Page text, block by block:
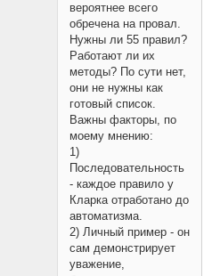
вероятнее всего
обречена на провал.
Нужны ли 55 правил?
Работают ли их
методы? По сути нет,
они не нужны как
готовый список.
Важны факторы, по
моему мнению:
1)
Последовательность
- каждое правило у
Кларка отработано до
автоматизма.
2) Личный пример - он
сам демонстрирует
уважение,